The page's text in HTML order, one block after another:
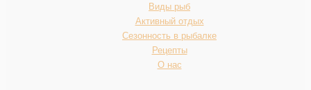
Виды рыб
Активный отдых
Сезонность в рыбалке
Рецепты
О нас